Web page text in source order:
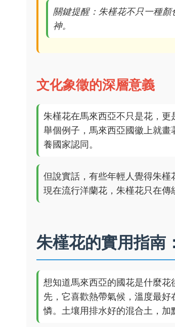
關鍵提醒：朱槿花不只一種
神。
文化象徵的深層意義
朱槿花在馬來西亞不只是花，更
舉個例子，馬來西亞國徽上就
養國家認同。
但說實話，有些年輕人覺得朱
現在流行洋蘭花，朱槿花只在傳
朱槿花的實用指南
想知道馬來西亞的國花是什麼
先，它喜歡熱帶氣候，溫度最
憐。土壤用排水好的混合土，加